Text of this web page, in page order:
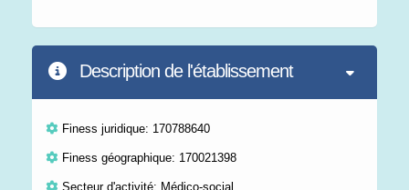
Description de l'établissement
Finess juridique: 170788640
Finess géographique: 170021398
Secteur d'activité: Médico-social